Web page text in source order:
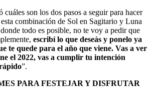
son los dos pasos a seguir para hacer
combinación de Sol en Sagitario y Luna
todo es posible, no te voy a pedir que
escribí lo que deseás y ponelo ya
te quede para el año que viene. Vas a ver
el 2022, vas a cumplir tu intención
”.
PARA FESTEJAR Y DISFRUTAR